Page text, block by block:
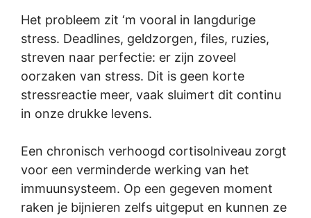
Het probleem zit ‘m vooral in langdurige
stress. Deadlines, geldzorgen, files, ruzies,
streven naar perfectie: er zijn zoveel
oorzaken van stress. Dit is geen korte
stressreactie meer, vaak sluimert dit continu
in onze drukke levens.
Een chronisch verhoogd cortisolniveau zorgt
voor een verminderde werking van het
immuunsysteem. Op een gegeven moment
raken je bijnieren zelfs uitgeput en kunnen ze